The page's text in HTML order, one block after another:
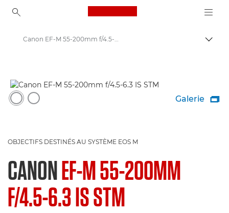
Canon Logo, back to
Canon EF-M 55-200mm f/4.5-6.3 IS STM - Objectifs - Objectifs photo
Galerie 
OBJECTIFS DESTINÉS AU SYSTÈME EOS M
CANONEF-M 55-200MM
F/4.5-6.3 IS STM